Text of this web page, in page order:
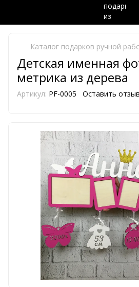
Каталог подарков ручной
Детская именная
метрика из дерева
Артикул: PF-0005 Оставить отзыв